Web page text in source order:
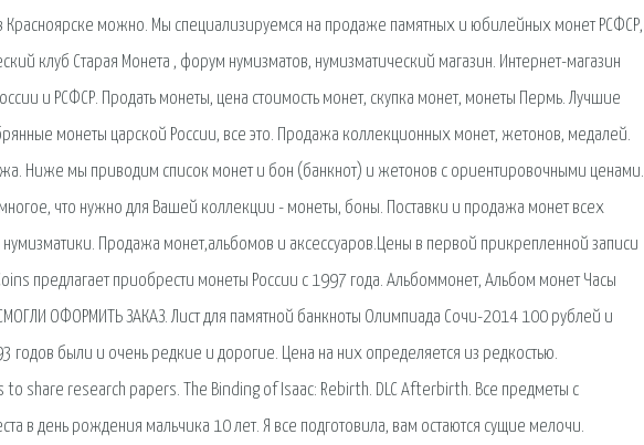
Красноярске можно. Мы специализируемся на продаже памятных и юбилейных монет РСФСР,
клуб Старая Монета , форум нумизматов, нумизматический магазин. Интернет-магазин
и РСФСР. Продать монеты, цена стоимость монет, скупка монет, монеты Пермь. Лучшие
монеты царской России, все это. Продажа коллекционных монет, жетонов, медалей.
Ниже мы приводим список монет и бон (банкнот) и жетонов с ориентировочными ценами.
что нужно для Вашей коллекции - монеты, боны. Поставки и продажа монет всех
Продажа монет,альбомов и аксессуаров.Цены в первой прикрепленной записи
предлагает приобрести монеты России с 1997 года. Альбоммонет, Альбом монет Часы
ОФОРМИТЬ ЗАКАЗ. Лист для памятной банкноты Олимпиада Сочи-2014 100 рублей и
были и очень редкие и дорогие. Цена на них определяется из редкостью.
share research papers. The Binding of Isaac: Rebirth. DLC Afterbirth. Все предметы с
в день рождения мальчика 10 лет. Я все подготовила, вам остаются сущие мелочи.